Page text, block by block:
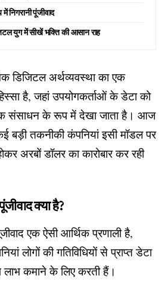
में निगरानी पूंजीवाद
युग में सीखें भक्ति की आसान राह
डिजिटल अर्थव्यवस्था का एक
है, जहां उपयोगकर्ताओं के डेटा को
संसाधन के रूप में देखा जाता है। आज
बड़ी तकनीकी कंपनियां इसी मॉडल पर
अरबों डॉलर का कारोबार कर रही
क्या है?
एक ऐसी आर्थिक प्रणाली है,
लोगों की गतिविधियों से प्राप्त डेटा
लाभ कमाने के लिए करती हैं।